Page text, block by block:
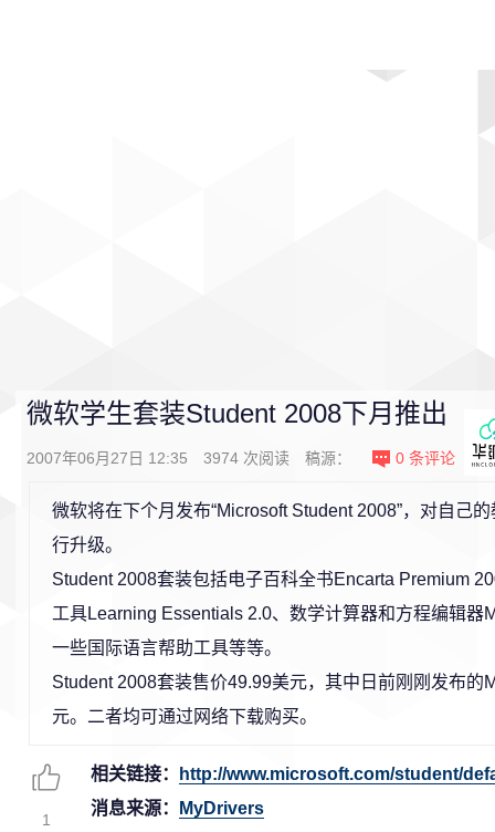
微软学生套装Student 2008下月推出
2007年06月27日 12:35 3974 次阅读 稿源： 0 条评论
微软将在下个月发布“Microsoft Student 2008”，对自己
行升级。
Student 2008套装包括电子百科全书Encarta Premium
工具Learning Essentials 2.0、数学计算器和方程编辑器
一些国际语言帮助工具等等。
Student 2008套装售价49.99美元，其中日前刚刚发布的
元。二者均可通过网络下载购买。
相关链接：
http://www.microsoft.com/student/
消息来源：
MyDrivers
1